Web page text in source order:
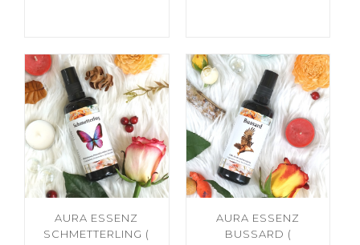
AURA ESSENZ
SCHMETTERLING (
AURA ESSENZ
BUSSARD (